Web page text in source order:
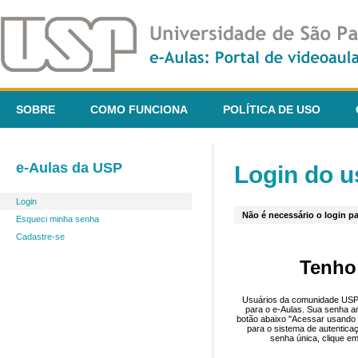
SOBRE COMO FUNCIONA POLÍTICA DE USO
e-Aulas da USP
Login
Esqueci minha senha
Cadastre-se
Login do
Não é necessário o login
Usuários da comunidade
para o e-Aulas. Sua senha
botão abaixo "Acessar
para o sistema de
senha única, clique